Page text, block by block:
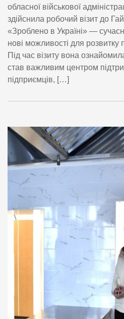
обласної військової
здійснила робочий візит до
«Зроблено в Україні» —
нові можливості для розвитку
Під час візиту вона
став важливим центром
підприємців, […]